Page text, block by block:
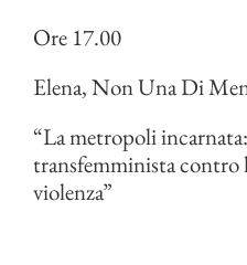
Ore 17.00
Elena, Non Una Di
“La metropoli
transfemminista contro
violenza”